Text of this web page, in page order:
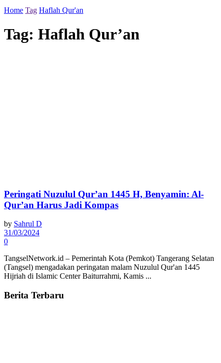
Home Tag Haflah Qur'an
Tag: Haflah Qur’an
Peringati Nuzulul Qur’an 1445 H, Benyamin: Al-
Qur’an Harus Jadi Kompas
by Sahrul D
31/03/2024
0
TangselNetwork.id – Pemerintah Kota (Pemkot) Tangerang Selatan
(Tangsel) mengadakan peringatan malam Nuzulul Qur'an 1445
Hijriah di Islamic Center Baiturrahmi, Kamis ...
Berita Terbaru